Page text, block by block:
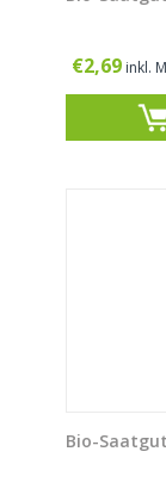
€2,69 inkl.
Bio-